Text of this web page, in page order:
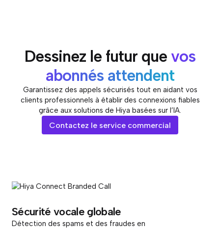
Dessinez le futur que vos
abonnés attendent
Garantissez des appels sécurisés tout en aidant vos
clients professionnels à établir des connexions fiables
grâce aux solutions de Hiya basées sur l’IA.
Contactez le service commercial
Sécurité vocale globale
Détection des spams et des fraudes en